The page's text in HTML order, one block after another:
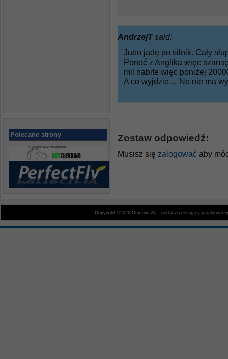
Polecane strony
AndrzejTsaid:
Jutro jadę po silnik. Cały
Ponoć z Anglika więc
mil nabite więc poniżej
A co wyjdzie… No nie ma
Zostaw odpowiedź:
Musisz się zalogować aby
Copyright ©2026 Cumulus24 – portal zrzeszający